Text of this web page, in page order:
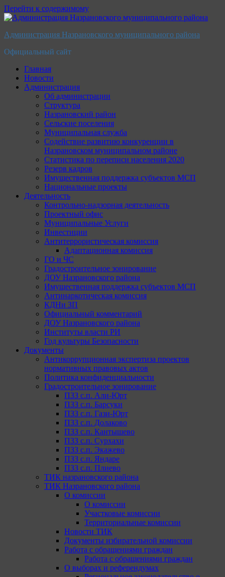
Перейти к содержимому
Администрация Назрановского муниципального района
Официальный сайт
Главная
Новости
Администрация
Об администрации
Структура
Назрановский район
Сельские поселения
Муниципальная служба
Содействие развитию конкуренции в
Назрановском муниципальном районе
Статистика по переписи населения 2020
Резерв кадров
Имущественная поддержка субъектов МСП
Национальные проекты
Деятельность
Контрольно-надзорная деятельность
Проектный офис
Муниципальные Услуги
Инвестиции
Антитеррористическая комиссия
Адаптационная комиссия
ГО и ЧС
Градостроительное зонирование
ДОУ Назрановского района
Имущественная поддержка субъектов МСП
Антинаркотическая комиссия
КДНи ЗП
Официальный комментарий
ДОУ Назрановского района
Институты власти РИ
Год культуры Безопасности
Документы
Антикоррупционная экспертиза проектов
нормативных правовых актов
Политика конфиденциальности
Градостроительное зонирование
ПЗЗ с.п. Али-Юрт
ПЗЗ с.п. Барсуки
ПЗЗ с.п. Гази-Юрт
ПЗЗ с.п. Долаково
ПЗЗ с.п. Кантышево
ПЗЗ с.п. Сурхахи
ПЗЗ с.п. Экажево
ПЗЗ с.п. Яндаре
ПЗЗ с.п. Плиево
ТИК назрановского района
ТИК Назрановского района
О комиссии
О комиссии
Участковые комиссии
Территориальные комиссии
Новости ТИК
Документы избирательной комиссии
Работа с обращениями граждан
Работа с обращениями граждан
О выборах и референдумах